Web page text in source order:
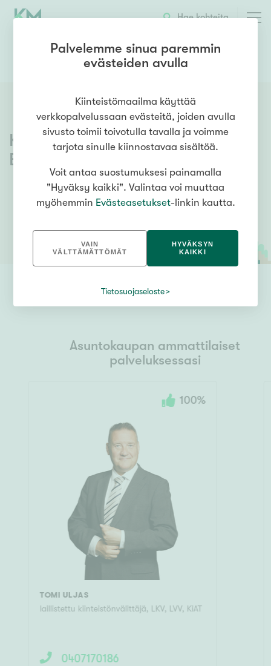
Hae kohteita
0503871887 OTA YHTEYTTÄ
KiinteistömaailmaHelsinki
Bulevardi
Asuntokaupan ammattilaiset
palveluksessasi
100%
ROLF WIRTA
0400332727
Palvelemme sinua paremmin
evästeiden avulla
Kiinteistömaailma käyttää
verkkopalvelussaan evästeitä, joiden avulla
sivusto toimii toivotulla tavalla ja voimme
tarjota sinulle kiinnostavaa sisältöä.
Voit antaa suostumuksesi painamalla
"Hyväksy kaikki". Valintaa voi muuttaa
myöhemmin Evästeasetukset-linkin kautta.
VAIN
VÄLTTÄMÄTTÖMÄT
HYVÄKSYN
KAIKKI
Tietosuojaseloste